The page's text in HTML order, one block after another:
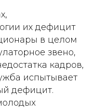
их дефицит
в целом
звено,
кадров,
испытывает
дефицит.